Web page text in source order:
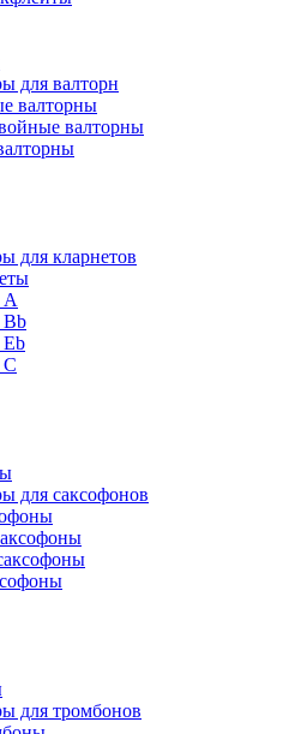
для валторн
валторны
валторны
для кларнетов
A
Bb
С
для саксофонов
для тромбонов